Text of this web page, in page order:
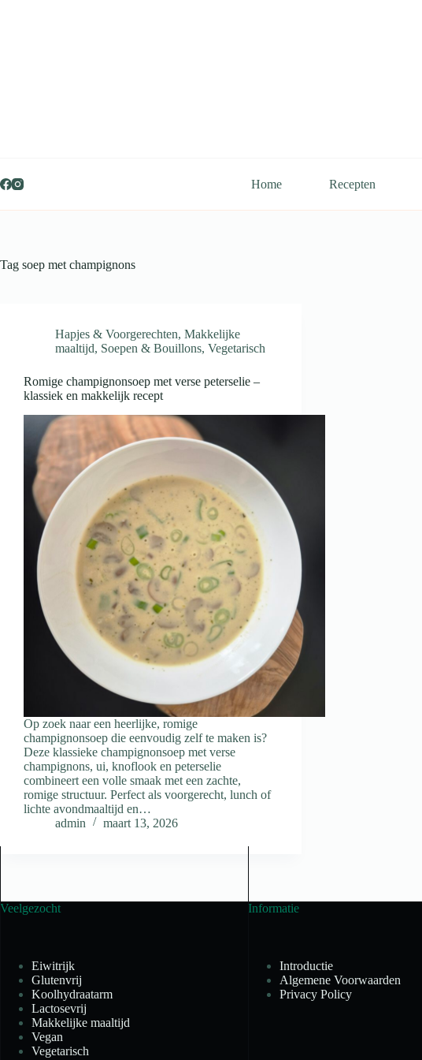
Home Recepten
Tag soep met champignons
Hapjes & Voorgerechten, Makkelijke
maaltijd, Soepen & Bouillons, Vegetarisch
Romige champignonsoep met verse peterselie –
klassiek en makkelijk recept
Op zoek naar een heerlijke, romige
champignonsoep die eenvoudig zelf te maken is?
Deze klassieke champignonsoep met verse
champignons, ui, knoflook en peterselie
combineert een volle smaak met een zachte,
romige structuur. Perfect als voorgerecht, lunch of
lichte avondmaaltijd en…
admin
maart 13, 2026
Veelgezocht
Eiwitrijk
Glutenvrij
Koolhydraatarm
Lactosevrij
Makkelijke maaltijd
Vegan
Vegetarisch
Informatie
Introductie
Algemene Voorwaarden
Privacy Policy